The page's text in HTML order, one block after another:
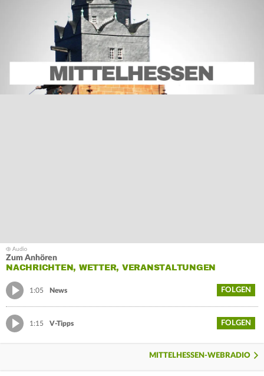
Zum Anhören
NACHRICHTEN, WETTER, VERANSTALTUNGEN
1:05 News FOLGEN
1:15 V-Tipps FOLGEN
MITTELHESSEN-WEBRADIO